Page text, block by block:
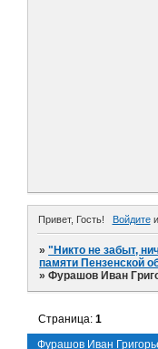
Привет, Гость! Войдите
»"Никто не забыт,
памяти Пензенской
»Фурашов Иван
Фурашов Иван
Страница:1